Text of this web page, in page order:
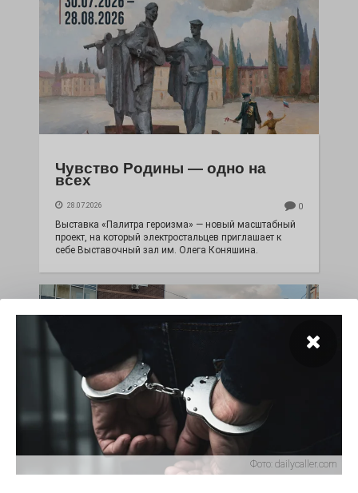
Чувство Родины — одно на
всех
28.07.2026 0
Выставка «Палитра героизма» — новый масштабный
проект, на который электростальцев приглашает к
себе Выставочный зал им. Олега Коняшина.
«Районы-кварталы»
путешествуют по городу
Фото: dailycaller.com